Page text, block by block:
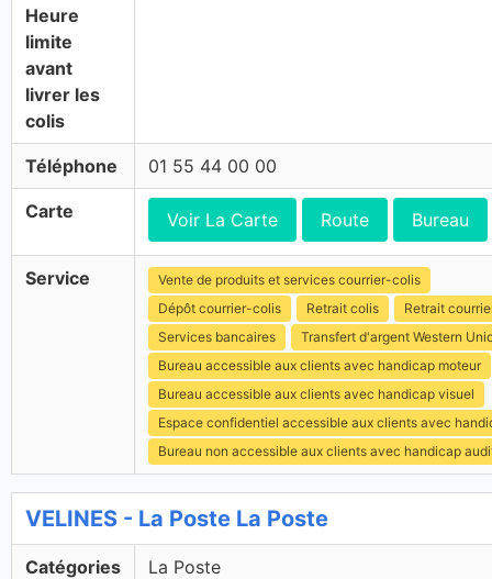
Heure
limite
avant
livrer les
colis
Téléphone 01 55 44 00 00
Carte Voir La Carte Route Bureau
Service
Vente de produits et services courrier-colis
Dépôt courrier-colis
Retrait colis
Retrait
Services bancaires
Transfert d'argent Western
Bureau accessible aux clients avec handicap moteur
Bureau accessible aux clients avec handicap visuel
Espace confidentiel accessible aux clients avec
Bureau non accessible aux clients avec handicap
VELINES - La Poste La Poste
Catégories La Poste